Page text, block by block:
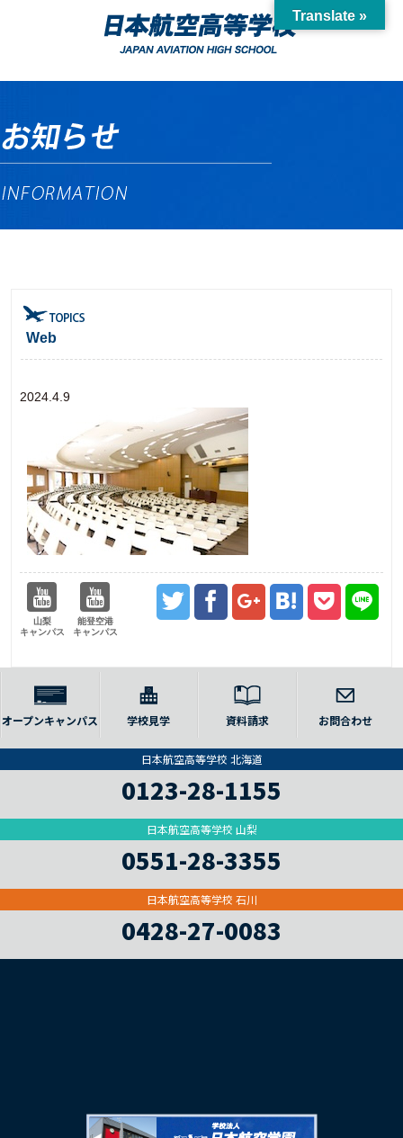
Web
2024.4.9
山梨
キャンパス
能登空港
キャンパス
オープンキャンパス 学校見学 資料請求 お問合わせ
日本航空高等学校 北海道
0123-28-1155
日本航空高等学校 山梨
0551-28-3355
日本航空高等学校 石川
0428-27-0083
Translate »